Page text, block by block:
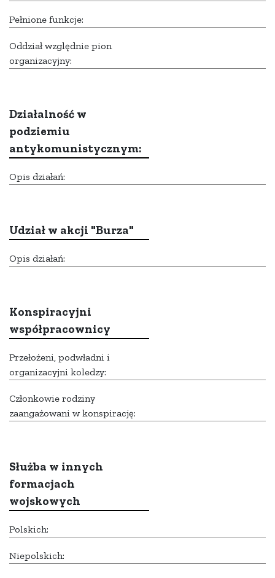
Pełnione funkcje:
Oddział względnie pion
organizacyjny:
Działalność w
podziemiu
antykomunistycznym:
Opis działań:
Udział w akcji "Burza"
Opis działań:
Konspiracyjni
współpracownicy
Przełożeni, podwładni i
organizacyjni koledzy:
Członkowie rodziny
zaangażowani w konspirację:
Służba w innych
formacjach
wojskowych
Polskich:
Niepolskich: